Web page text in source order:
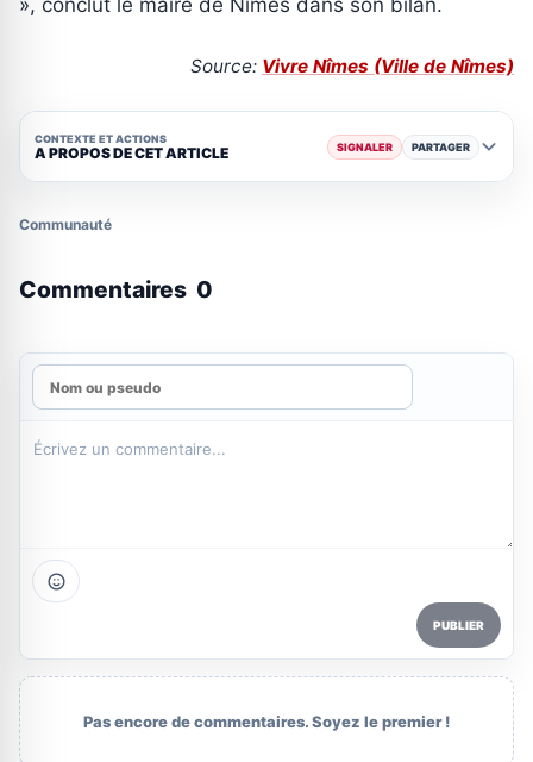
», conclut le maire de Nîmes dans son bilan.
Source: Vivre Nîmes (Ville de Nîmes)
CONTEXTE ET ACTIONS
A PROPOS DE CET ARTICLE SIGNALER PARTAGER
Communauté
Commentaires 0
PUBLIER
Pas encore de commentaires. Soyez le premier !